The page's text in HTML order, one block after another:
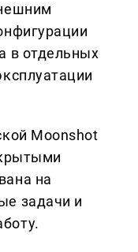
в отдельных
Moonshot
на
задачи и